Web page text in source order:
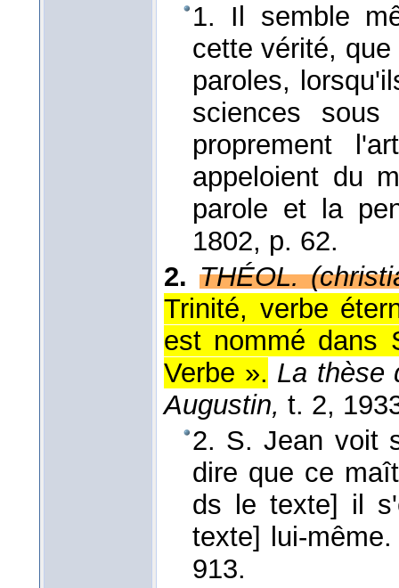
1. Il semble
cette vérité,
paroles,
sciences
proprement
appeloient du
parole et la
1802, p. 62.
2. THÉOL.
Trinité, verbe
est nommé dans
Verbe ». La thèse
Augustin, t. 2,
2. S. Jean voit
dire que ce
ds le texte] il
texte] lui-
913.